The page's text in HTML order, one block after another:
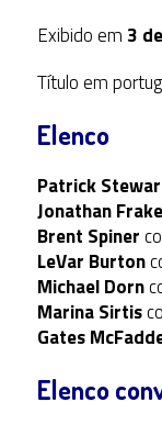
Exibido em 3
Título em
Elenco
Patrick
Jonathan
Brent Spiner
LeVar Burton
Michael Dorn
Marina Sirtis
Gates
Elenco